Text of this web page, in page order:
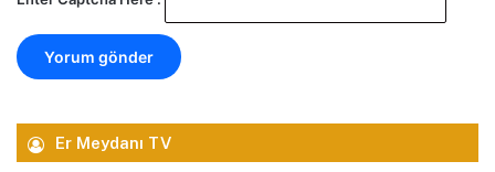
Er Meydanı TV